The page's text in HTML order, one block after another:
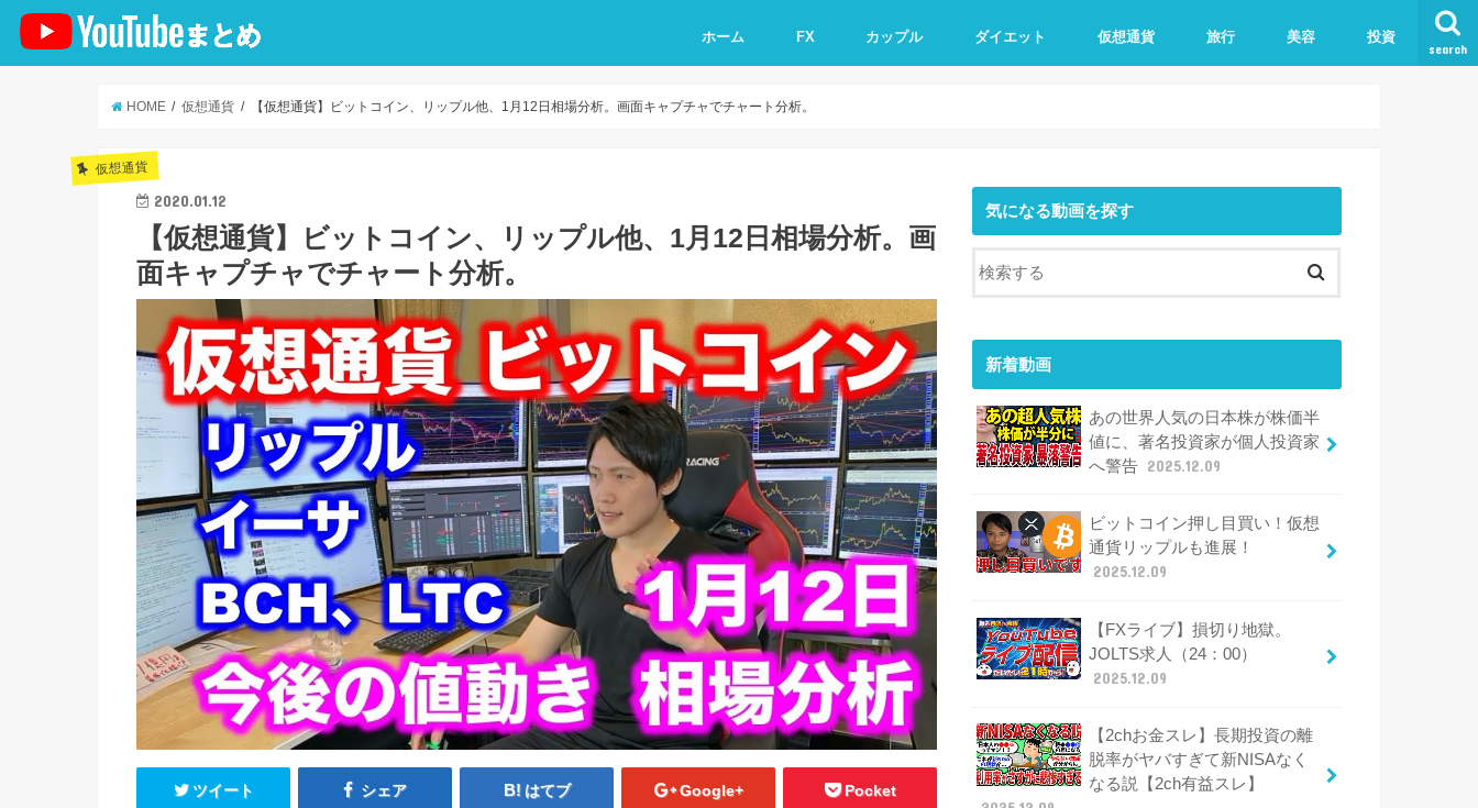
search
ホーム FX カップル ダイエット 仮想通貨 旅行 美容 投資
HOME 仮想通貨 【仮想通貨】ビットコイン、リップル他、1月12日相場分析。画面キャプチャでチャート分析。
仮想通貨
2020.01.12
【仮想通貨】ビットコイン、リップル他、1月12日相場分析。画
面キャプチャでチャート分析。
ツイート シェア はてブ Google+ Pocket
気になる動画を探す
新着動画
あの世界人気の日本株が株価半
値に、著名投資家が個人投資家
へ警告 2025.12.09
ビットコイン押し目買い！仮想
通貨リップルも進展！
2025.12.09
【FXライブ】損切り地獄。
JOLTS求人（24：00）
2025.12.09
【2chお金スレ】長期投資の離
脱率がヤバすぎて新NISAなく
なる説【2ch有益スレ】